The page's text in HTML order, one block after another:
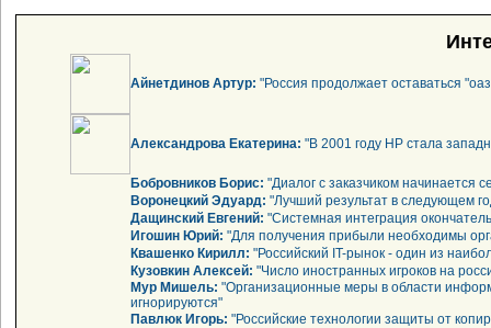
Айнетдинов Артур: "Россия продолжает оставаться
Александрова Екатерина: "В 2001 году НР стала
Бобровников Борис: "Диалог с заказчиком начинается
Воронецкий Эдуард: "Лучший результат в следующем
Дащинский Евгений: "Системная интеграция
Игошин Юрий: "Для получения прибыли необходимы
Квашенко Кирилл: "Российский IT-рынок - один из
Кузовкин Алексей: "Число иностранных игроков на
Мур Мишель: "Организационные меры в области
игнорируются"
Павлюк Игорь: "Российские технологии защиты от